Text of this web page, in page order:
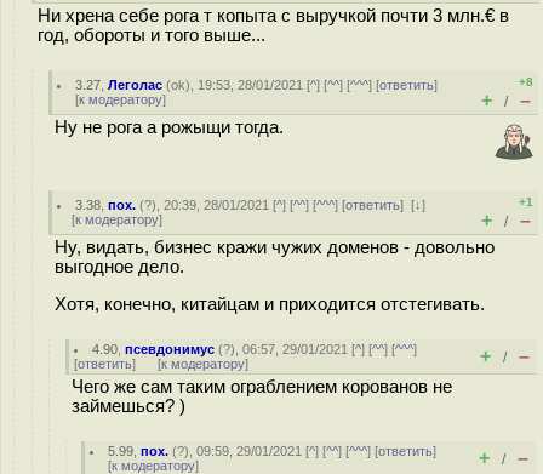
Ни хрена себе рога т копыта с выручкой почти 3 млн.€ в
год, обороты и того выше...
3.27 ,Леголас (ok), 19:53, 28/01/2021 [^] [^^] [^^^] [ответить]
[к модератору]
+8
+ / –
Ну не рога а рожыщи тогда.
3.38 ,пох. (?), 20:39, 28/01/2021 [^] [^^] [^^^] [ответить][↓]
[к модератору]
+1
+ / –
Ну, видать, бизнес кражи чужих доменов - довольно
выгодное дело.
Хотя, конечно, китайцам и приходится отстегивать.
4.90 ,псевдонимус (?), 06:57, 29/01/2021 [^] [^^] [^^^]
[ответить] [к модератору] + / –
Чего же сам таким ограблением корованов не
займешься? )
5.99 ,пох. (?), 09:59, 29/01/2021 [^] [^^] [^^^] [ответить]
[к модератору] + / –